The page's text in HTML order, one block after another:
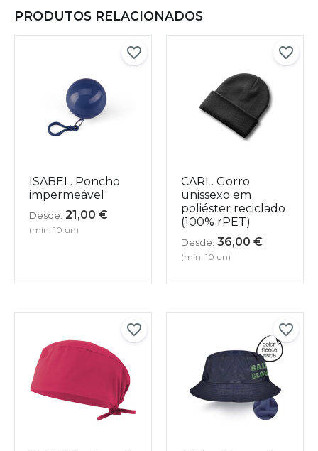
PRODUTOS RELACIONADOS
ISABEL. Poncho
impermeável
Desde: 21,00 €
(mín. 10 un)
CARL. Gorro
unissexo em
poliéster reciclado
(100% rPET)
Desde: 36,00 €
(mín. 10 un)